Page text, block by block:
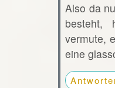
Also da
besteht,
vermute,
eine